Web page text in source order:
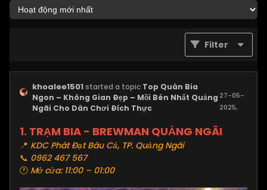
Filter
khoalee1501started a topic Top Quán Bia
Ngon – Không Gian Đẹp – Mồi Bén Nhất Quảng
Ngãi Cho Dân Chơi Đích Thực
27-05-
2025,
1. TRẠM BIA - BREWMAN QUẢNG NGÃI
📍 KDC Phát Đạt Bàu Cả, TP. Quảng Ngãi
📞 0962 467 567
🕐 Mở cửa: 11:00 – 01:00